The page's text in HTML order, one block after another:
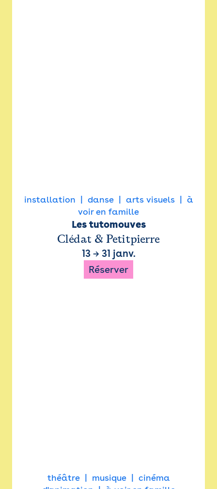
installation danse arts visuels
à
voir en famille
Les tutomouves
Clédat & Petitpierre
13→ 31 janv.
Réserver
théâtre musique
cinéma